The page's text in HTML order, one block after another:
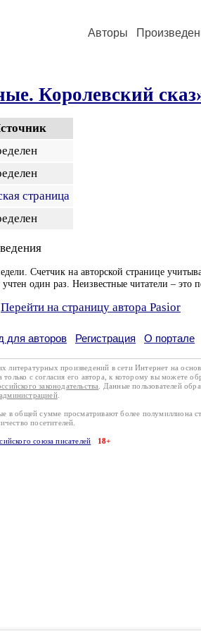
Авторы
Королевский
страница
Счетчик на авторской странице
один раз. Неизвестные читатели – это
Перейти на страницу автора Pasior
для авторов Регистрация О портале
литературных произведений в сети Интернет на
с согласия его автора, к которому вы можете
законодательства . Данные пользователей
администрацией.
в общей сумме просматривают более полумиллиона
посетителей.
союза писателей 18+